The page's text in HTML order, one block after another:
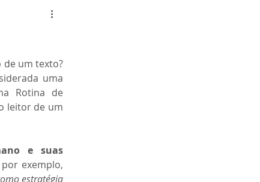
Prova Paulista
de um texto?
uma
Rotina de
leitor de um
e suas
exemplo,
estratégia